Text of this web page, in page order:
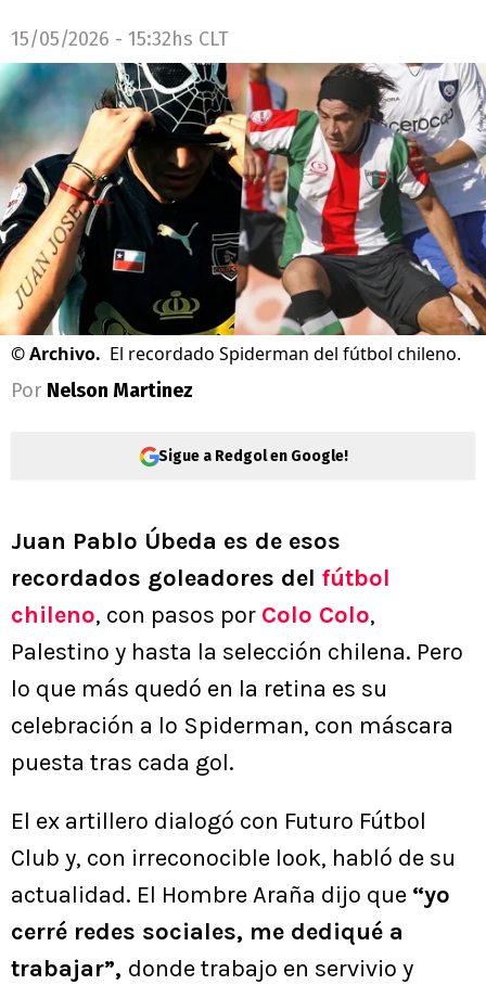
15/05/2026 - 15:32hs CLT
©Archivo. El recordado Spiderman del fútbol chileno.
Por Nelson Martinez
Sigue a Redgol en Google!
Juan Pablo Úbeda es de esos
recordados goleadores del fútbol
chileno, con pasos por Colo Colo,
Palestino y hasta la selección chilena. Pero
lo que más quedó en la retina es su
celebración a lo Spiderman, con máscara
puesta tras cada gol.
El ex artillero dialogó con Futuro Fútbol
Club y, con irreconocible look, habló de su
actualidad. El Hombre Araña dijo que “yo
cerré redes sociales, me dediqué a
trabajar”, donde trabajo en servivio y